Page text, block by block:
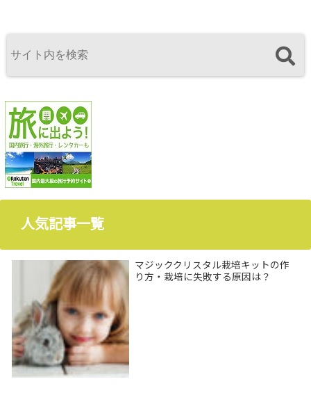
人気記事一覧
マジッククリスタル栽培キットの作
り方・栽培に失敗する原因は？